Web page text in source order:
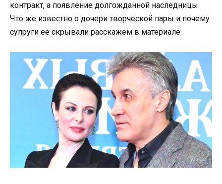
контракт, а появление долгожданной наследницы.
Что же известно о дочери творческой пары и почему
супруги ее скрывали расскажем в материале.